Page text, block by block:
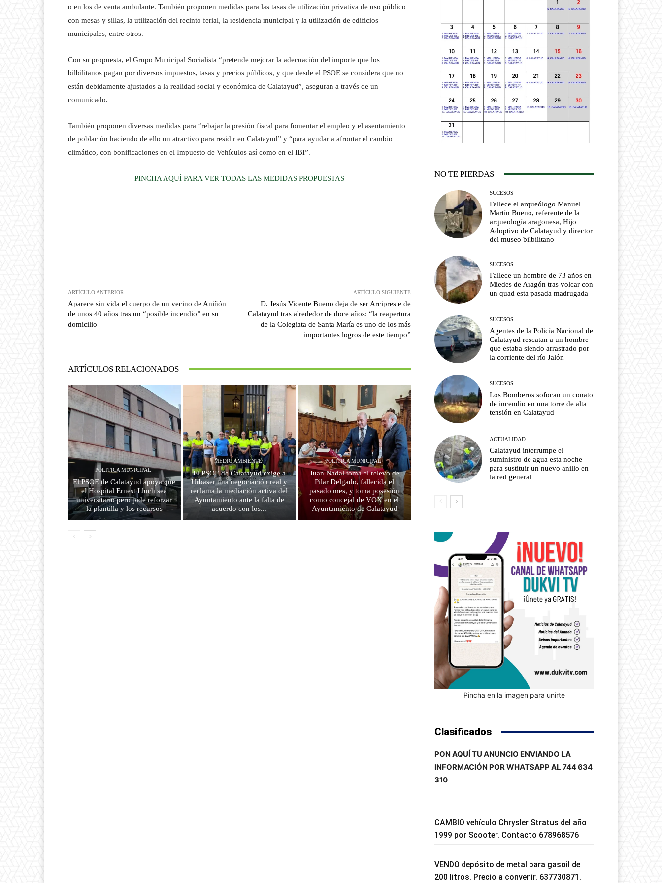
o en los de venta ambulante. También proponen medidas para las tasas de utilización privativa de uso público
con mesas y sillas, la utilización del recinto ferial, la residencia municipal y la utilización de edificios
municipales, entre otros.
Con su propuesta, el Grupo Municipal Socialista “pretende mejorar la adecuación del importe que los
bilbilitanos pagan por diversos impuestos, tasas y precios públicos, y que desde el PSOE se considera que no
están debidamente ajustados a la realidad social y económica de Calatayud”, aseguran a través de un
comunicado.
También proponen diversas medidas para “rebajar la presión fiscal para fomentar el empleo y el asentamiento
de población haciendo de ello un atractivo para residir en Calatayud” y “para ayudar a afrontar el cambio
climático, con bonificaciones en el Impuesto de Vehículos así como en el IBI”.
PINCHA AQUÍ PARA VER TODAS LAS MEDIDAS PROPUESTAS
ARTÍCULO ANTERIOR
Aparece sin vida el cuerpo de un vecino de Aniñón
de unos 40 años tras un “posible incendio” en su
domicilio
ARTÍCULO SIGUIENTE
D. Jesús Vicente Bueno deja de ser Arcipreste de
Calatayud tras alrededor de doce años: “la reapertura
de la Colegiata de Santa María es uno de los más
importantes logros de este tiempo”
ARTÍCULOS RELACIONADOS
POLITICA MUNICIPAL
El PSOE de Calatayud apoya que
el Hospital Ernest Lluch sea
universitario pero pide reforzar
la plantilla y los recursos
MEDIO AMBIENTE
El PSOE de Calatayud exige a
Urbaser una negociación real y
reclama la mediación activa del
Ayuntamiento ante la falta de
acuerdo con los...
POLITICA MUNICIPAL
Juan Nadal toma el relevo de
Pilar Delgado, fallecida el
pasado mes, y toma posesión
como concejal de VOX en el
Ayuntamiento de Calatayud
NO TE PIERDAS
SUCESOS
Fallece el arqueólogo Manuel
Martín Bueno, referente de la
arqueología aragonesa, Hijo
Adoptivo de Calatayud y director
del museo bilbilitano
SUCESOS
Fallece un hombre de 73 años en
Miedes de Aragón tras volcar con
un quad esta pasada madrugada
SUCESOS
Agentes de la Policía Nacional de
Calatayud rescatan a un hombre
que estaba siendo arrastrado por
la corriente del río Jalón
SUCESOS
Los Bomberos sofocan un conato
de incendio en una torre de alta
tensión en Calatayud
ACTUALIDAD
Calatayud interrumpe el
suministro de agua esta noche
para sustituir un nuevo anillo en
la red general
Pincha en la imagen para unirte
Clasificados
PON AQUÍ TU ANUNCIO ENVIANDO LA
INFORMACIÓN POR WHATSAPP AL 744 634
310
CAMBIO vehículo Chrysler Stratus del año
1999 por Scooter. Contacto 678968576
VENDO depósito de metal para gasoil de
200 litros. Precio a convenir. 637730871.